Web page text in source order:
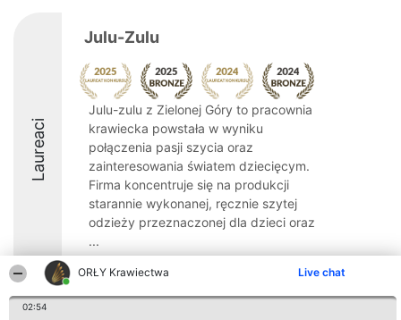
ORŁY Krawiectwa Live chat
02:54
Laureaci
Julu-Zulu
Julu-zulu z Zielonej Góry to pracownia
krawiecka powstała w wyniku
połączenia pasji szycia oraz
zainteresowania światem dziecięcym.
Firma koncentruje się na produkcji
starannie wykonanej, ręcznie szytej
odzieży przeznaczonej dla dzieci oraz
...
8.6